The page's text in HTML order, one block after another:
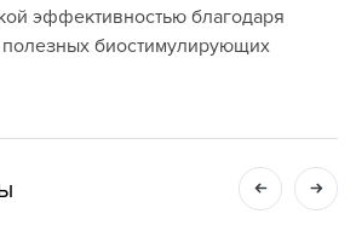
эффективностью благодаря
биостимулирующих